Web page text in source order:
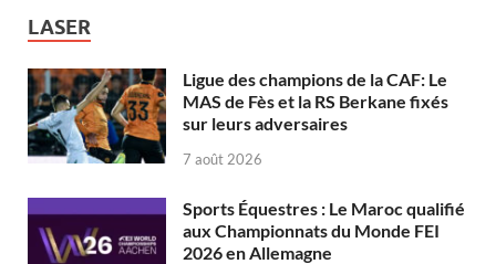
LASER
Ligue des champions de la CAF: Le
MAS de Fès et la RS Berkane fixés
sur leurs adversaires
7 août 2026
Sports Équestres : Le Maroc qualifié
aux Championnats du Monde FEI
2026 en Allemagne